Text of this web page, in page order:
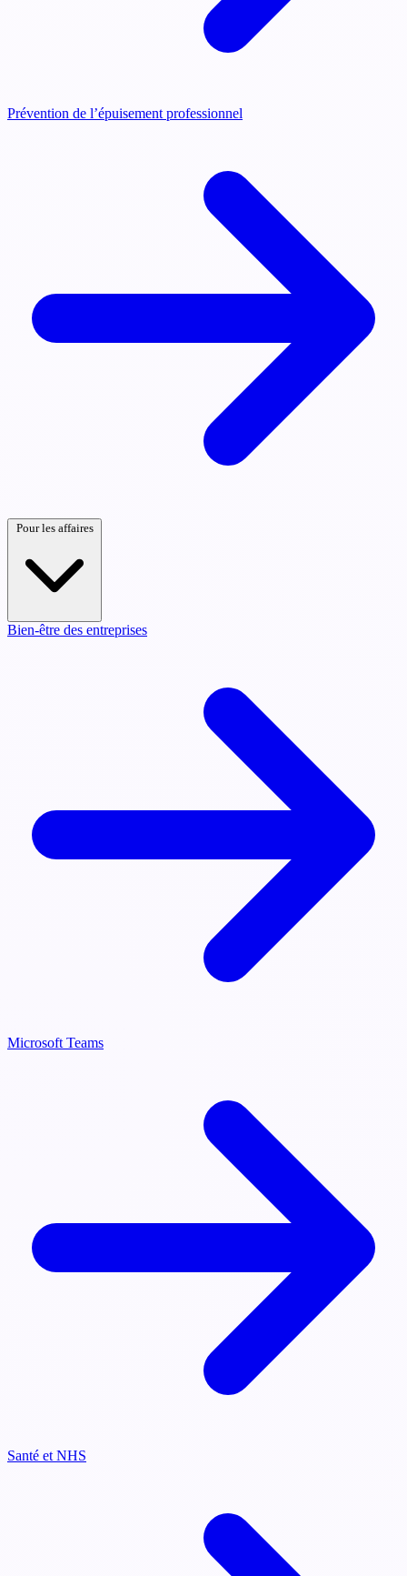
Prévention de l’épuisement professionnel
Pour les affaires
Bien-être des entreprises
Microsoft Teams
Santé et NHS